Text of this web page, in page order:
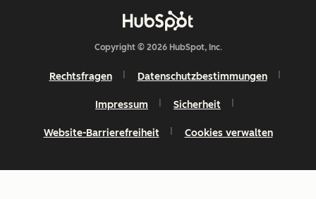
Copyright © 2026 HubSpot, Inc.
Rechtsfragen Datenschutzbestimmungen
Impressum Sicherheit
Website-Barrierefreiheit Cookies verwalten